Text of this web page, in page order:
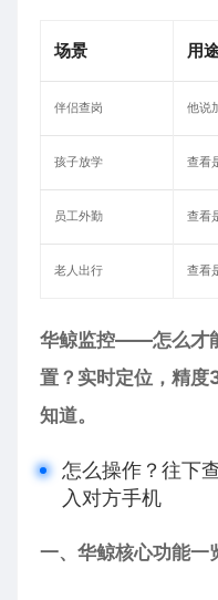
场景 用
伴侣查岗 他说
孩子放学 查看
员工外勤 查看
老人出行 查看
华鲸监控——怎么才
置？实时定位，精
知道。
怎么操作？往下
入对方手机
一、华鲸核心功能一